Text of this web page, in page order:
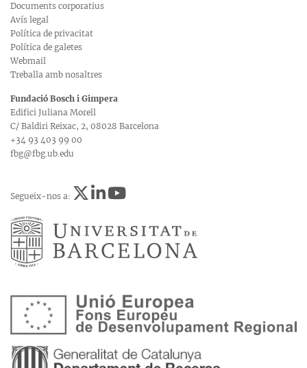
Documents corporatius
Avís legal
Política de privacitat
Política de galetes
Webmail
Treballa amb nosaltres
Fundació Bosch i Gimpera
Edifici Juliana Morell
C/ Baldiri Reixac, 2, 08028 Barcelona
+34 93 403 99 00
fbg@fbg.ub.edu
Segueix-nos a: